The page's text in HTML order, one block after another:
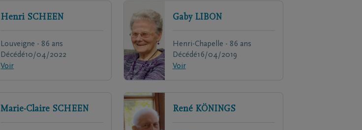
Henri SCHEEN
Louveigne - 86 ans
Décédé10/04/2022
Voir
Gaby LIBON
Henri-Chapelle - 86 ans
Décédé16/04/2019
Voir
Marie-Claire SCHEEN René KÖNINGS